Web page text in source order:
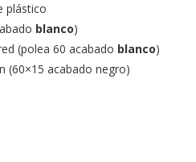
plástico
blanco)
(polea 60 acabado blanco)
(60×15 acabado negro)